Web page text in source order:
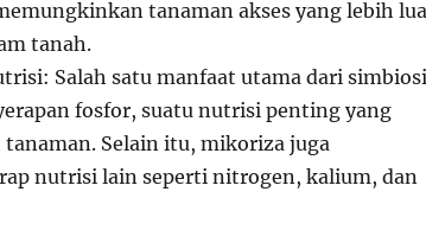
tanaman akses yang lebih
tanah.
Salah satu manfaat utama dari
fosfor, suatu nutrisi penting yang
Selain itu, mikoriza juga
nutrisi lain seperti nitrogen, kalium, dan